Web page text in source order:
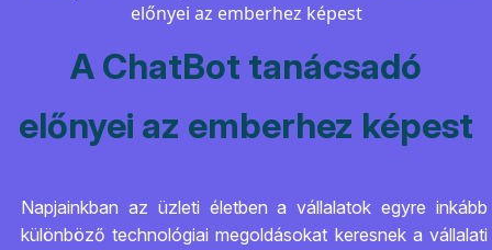
előnyei az emberhez képest
A ChatBot tanácsadó
előnyei az emberhez képest
Napjainkban az üzleti életben a vállalatok egyre inkább
különböző technológiai megoldásokat keresnek a vállalati